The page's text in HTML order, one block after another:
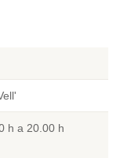
h a 20.00 h